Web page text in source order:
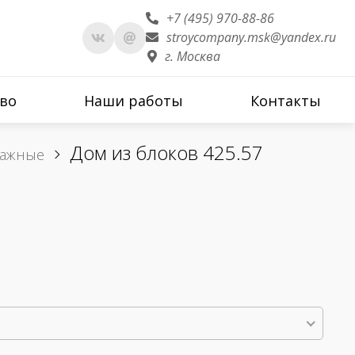
+7 (495) 970-88-86
stroycompany.msk@yandex.ru
г. Москва
Наши работы Контакты
Дом из блоков 425.57